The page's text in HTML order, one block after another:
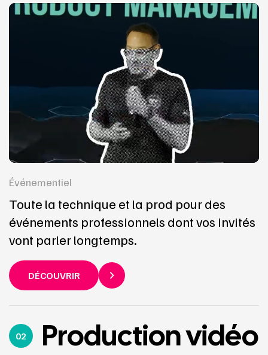
Événementiel
Toute la technique et la prod pour des
événements professionnels dont vos invités
vont parler longtemps.
DÉCOUVRIR
02 Production vidéo